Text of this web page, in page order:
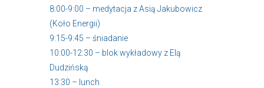
8:00-9:00 – medytacja z Asią Jakubowicz
(Koło Energii)
9:15-9:45 – śniadanie
10:00-12:30 – blok wykładowy z Elą
Dudzińską
13:30 – lunch